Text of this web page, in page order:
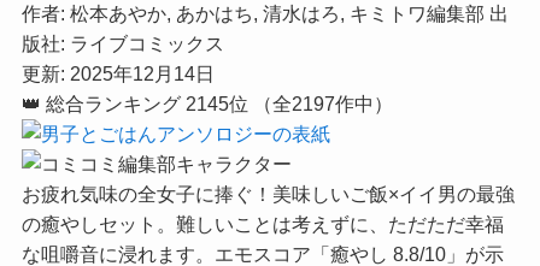
作者: 松本あやか, あかはち, 清水はろ, キミトワ編集部 出
版社: ライブコミックス
更新: 2025年12月14日
👑 総合ランキング 2145位 （全2197作中）
お疲れ気味の全女子に捧ぐ！美味しいご飯×イイ男の最強
の癒やしセット。難しいことは考えずに、ただただ幸福
な咀嚼音に浸れます。 エモスコア「癒やし 8.8/10」 が示